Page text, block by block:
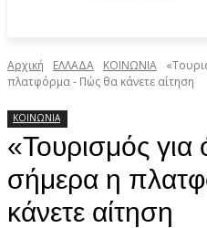
Αρχική ΕΛΛΑΔΑ ΚΟΙΝΩΝΙΑ
πλατφόρμα - Πώς θα κάνετε αίτηση
ΚΟΙΝΩΝΙΑ
«Τουρισμός για
σήμερα η
κάνετε αίτηση